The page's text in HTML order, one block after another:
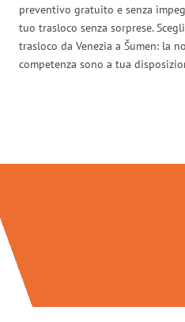
preventivo gratuito e senza
tuo trasloco senza sorprese.
trasloco da Venezia a Šumen: la
competenza sono a tua